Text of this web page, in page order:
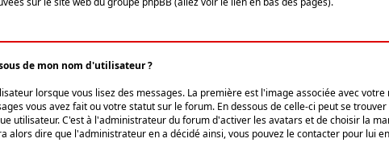
de mon nom d'utilisateur ?
lorsque vous lisez des messages. La première est l'image associée avec
vous avez fait ou votre statut sur le forum. En dessous de celle-ci peut se
utilisateur. C'est à l'administrateur du forum d'activer les avatars et de choisir la
alors dire que l'administrateur en a décidé ainsi, vous pouvez le contacter pour lui